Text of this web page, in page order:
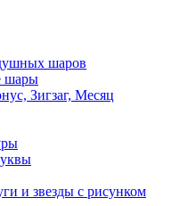
шаров
шары
Зигзаг, Месяц
и звезды с рисунком